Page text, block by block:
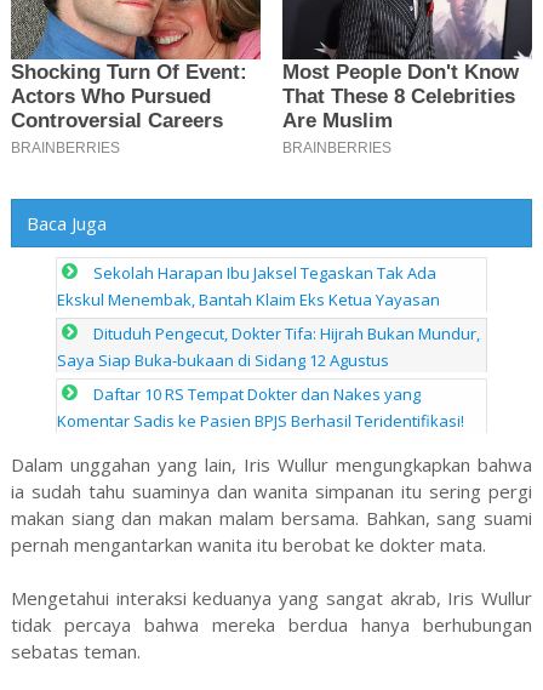
Baca Juga
Sekolah Harapan Ibu Jaksel Tegaskan Tak Ada
Ekskul Menembak, Bantah Klaim Eks Ketua Yayasan
Dituduh Pengecut, Dokter Tifa: Hijrah Bukan Mundur,
Saya Siap Buka-bukaan di Sidang 12 Agustus
Daftar 10 RS Tempat Dokter dan Nakes yang
Komentar Sadis ke Pasien BPJS Berhasil Teridentifikasi!
Dalam unggahan yang lain, Iris Wullur mengungkapkan bahwa
ia sudah tahu suaminya dan wanita simpanan itu sering pergi
makan siang dan makan malam bersama. Bahkan, sang suami
pernah mengantarkan wanita itu berobat ke dokter mata.
Mengetahui interaksi keduanya yang sangat akrab, Iris Wullur
tidak percaya bahwa mereka berdua hanya berhubungan
sebatas teman.